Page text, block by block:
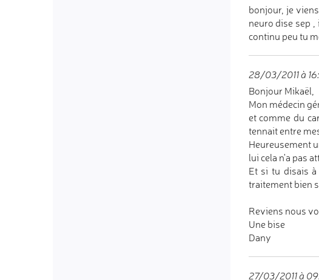
bonjour, je
neuro dise sep
continu peu tu
28/03/2011 à
Bonjour Mikaël,
Mon médecin
et comme du
tennait entre
Heureusement
lui cela n'a pas
Et si tu disais
traitement bien
Reviens nous
Une bise
Dany
27/03/2011 à